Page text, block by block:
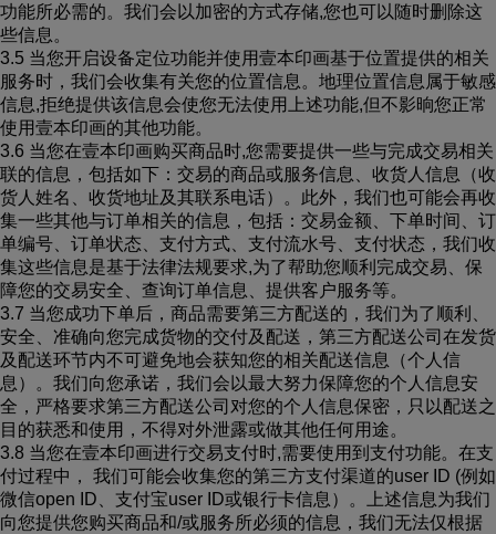
功能所必需的。我们会以加密的方式存储,您也可以随时删除这
些信息。
3.5 当您开启设备定位功能并使用壹本印画基于位置提供的相关
服务时，我们会收集有关您的位置信息。地理位置信息属于敏感
信息,拒绝提供该信息会使您无法使用上述功能,但不影晌您正常
使用壹本印画的其他功能。
3.6 当您在壹本印画购买商品时,您需要提供一些与完成交易相关
联的信息，包括如下：交易的商品或服务信息、收货人信息（收
货人姓名、收货地址及其联系电话）。此外，我们也可能会再收
集一些其他与订单相关的信息，包括：交易金额、下单时间、订
单编号、订单状态、支付方式、支付流水号、支付状态，我们收
集这些信息是基于法律法规要求,为了帮助您顺利完成交易、保
障您的交易安全、查询订单信息、提供客户服务等。
3.7 当您成功下单后，商品需要第三方配送的，我们为了顺利、
安全、准确向您完成货物的交付及配送，第三方配送公司在发货
及配送环节内不可避免地会获知您的相关配送信息（个人信
息）。我们向您承诺，我们会以最大努力保障您的个人信息安
全，严格要求第三方配送公司对您的个人信息保密，只以配送之
目的获悉和使用，不得对外泄露或做其他任何用途。
3.8 当您在壹本印画进行交易支付时,需要使用到支付功能。在支
付过程中， 我们可能会收集您的第三方支付渠道的user ID (例如
微信open ID、支付宝user ID或银行卡信息）。上述信息为我们
向您提供您购买商品和/或服务所必须的信息，我们无法仅根据